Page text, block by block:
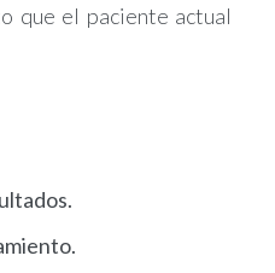
que el paciente actual